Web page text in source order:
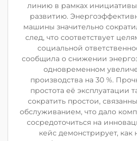
линию в рамках
развитию.
машины значительно
след, что соответствует
социальной
сообщила о снижении
одновременном
производства на 30 %.
простота её эксплуатации
сократить простои,
обслуживанием, что дало
сосредоточиться на
кейс демонстрирует,